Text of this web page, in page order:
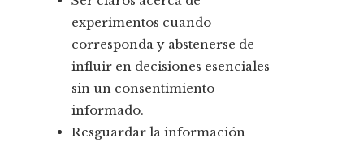
experimentos cuando
corresponda y abstenerse de
influir en decisiones esenciales
sin un consentimiento
informado.
Resguardar la información